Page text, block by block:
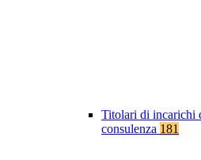
Titolari di incarichi
consulenza 181